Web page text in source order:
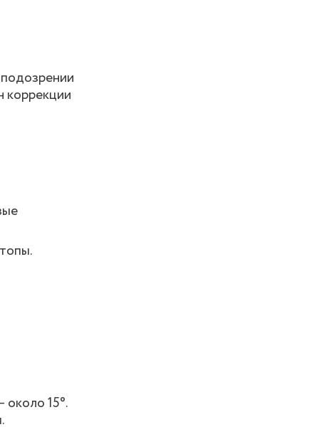
коррекции
около 15°.